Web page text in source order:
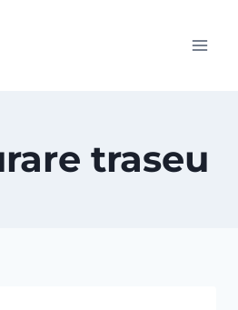
traseu